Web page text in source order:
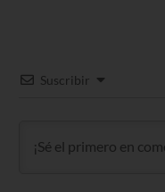
Suscribir